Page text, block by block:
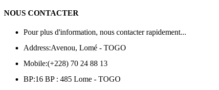
NOUS CONTACTER
Pour plus d'information, nous contacter rapidement...
Address:Avenou, Lomé - TOGO
Mobile:(+228) 70 24 88 13
BP:16 BP : 485 Lome - TOGO